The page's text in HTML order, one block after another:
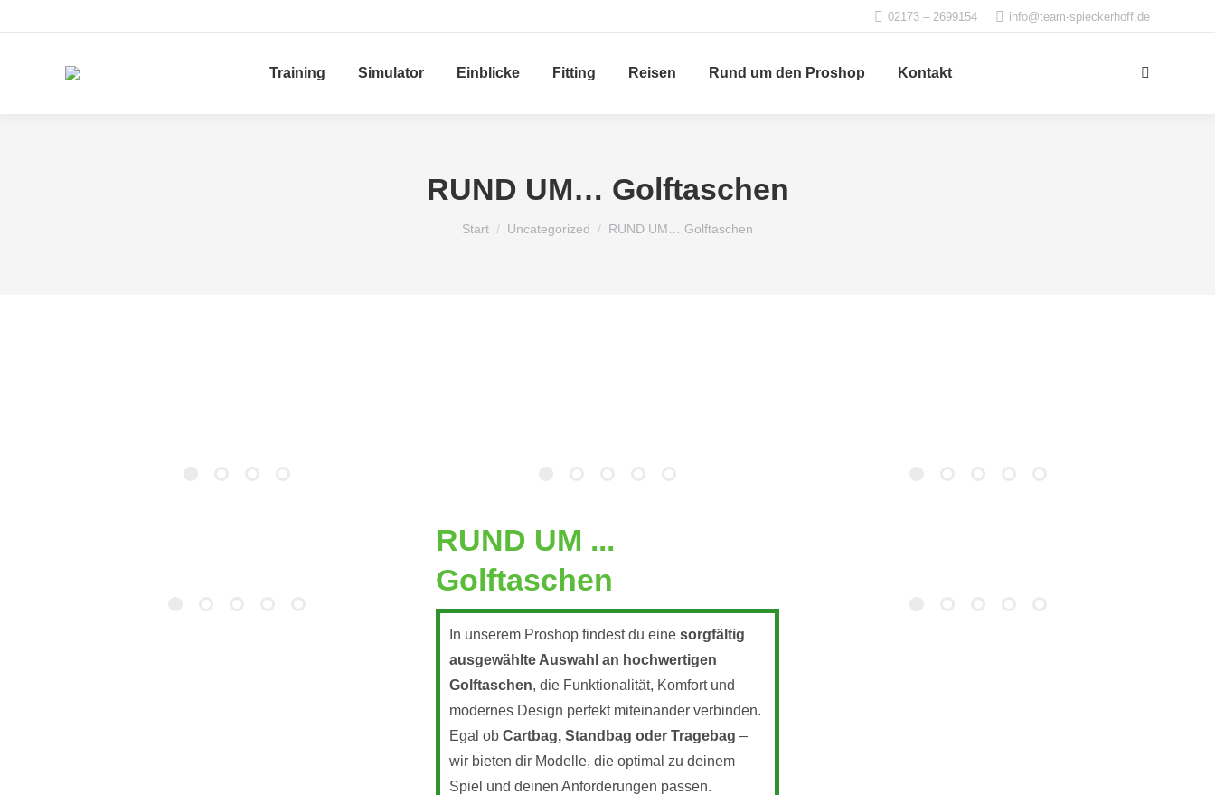
02173 – 2699154 info@team-spieckerhoff.de
Training Simulator Einblicke Fitting Reisen Rund um den Proshop Kontakt Search:
RUND UM… Golftaschen
Sie befinden sich hier:
Start Uncategorized RUND UM… Golftaschen
RUND UM ...
Golftaschen
In unserem Proshop findest du eine sorgfältig
ausgewählte Auswahl an hochwertigen
Golftaschen, die Funktionalität, Komfort und
modernes Design perfekt miteinander verbinden.
Egal ob Cartbag, Standbag oder Tragebag –
wir bieten dir Modelle, die optimal zu deinem
Spiel und deinen Anforderungen passen.